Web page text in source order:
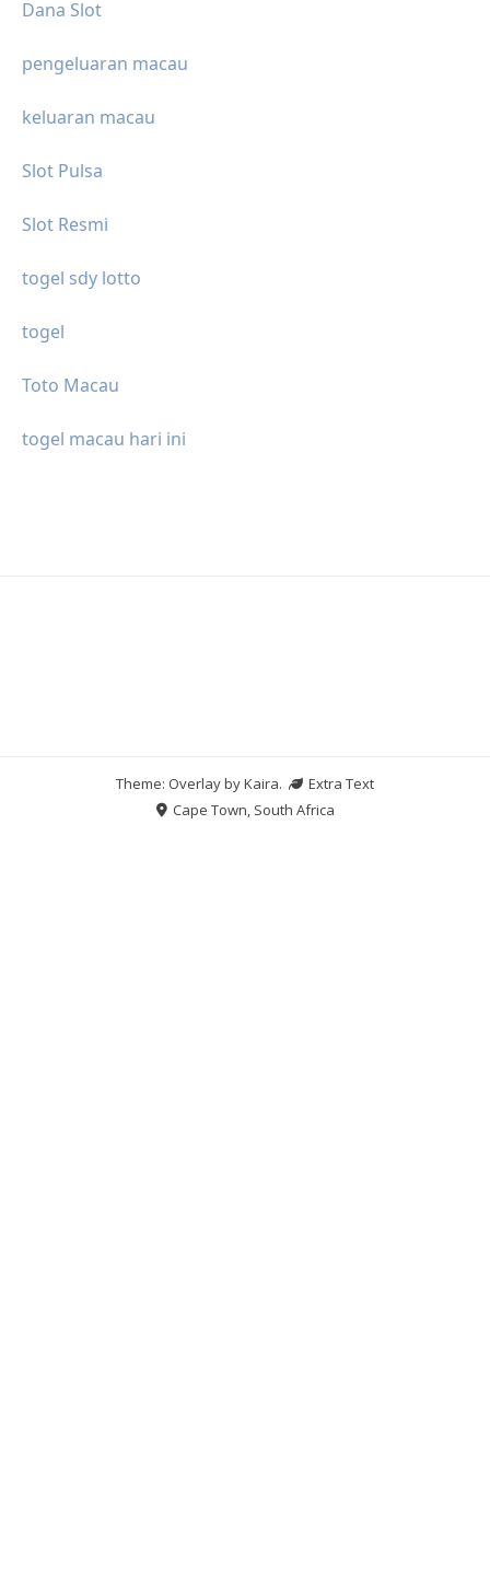
Dana Slot
pengeluaran macau
keluaran macau
Slot Pulsa
Slot Resmi
togel sdy lotto
togel
Toto Macau
togel macau hari ini
Theme: Overlay byKaira.
Extra Text
Cape Town, South Africa